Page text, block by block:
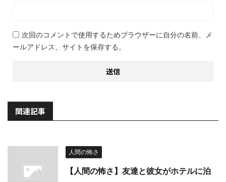
次回のコメントで使用するためブラウザーに自分の名前、メ
ールアドレス、サイトを保存する。
関連記事
人間の怖さ
【人間の怖さ】友達と彼女がホテルに泊